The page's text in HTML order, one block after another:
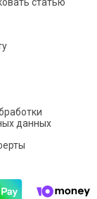
данных